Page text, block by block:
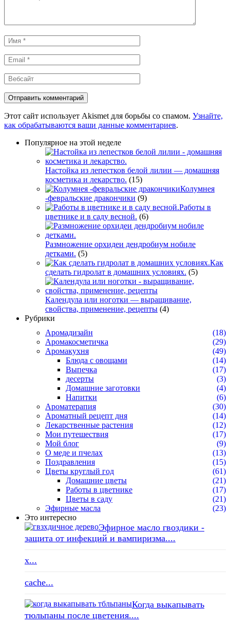
Имя
*
Email
*
Вебсайт
Этот сайт использует Akismet для борьбы со спамом. Узнайте,
как обрабатываются ваши данные комментариев.
Популярное на этой неделе
Настойка из лепестков белой лилии — домашняя
косметика и лекарство. (15)
Колумнея
-февральские дракончики (9)
Работы в
цветнике и в саду весной. (6)
Размножение орхидеи дендробиум нобиле
детками. (5)
Как
сделать гидролат в домашних условиях. (5)
Календула или ноготки — выращивание,
свойства, применение, рецепты (4)
Рубрики
Аромадизайн
(18)
Аромакосметичка
(29)
Аромакухня
(49)
Блюда с овощами
(14)
Выпечка
(17)
десерты
(3)
Домашние заготовки
(4)
Напитки
(6)
Ароматерапия
(30)
Ароматный рецепт дня
(14)
Лекарственные растения
(12)
Мои путешествия
(17)
Мой блог
(9)
О меде и пчелах
(13)
Поздравления
(15)
Цветы круглый год
(61)
Домашние цветы
(21)
Работы в цветнике
(17)
Цветы в саду
(21)
Эфирные масла
(23)
Это интересно
Эфирное масло гвоздики -
защита от инфекций и вампиризма....
x...
cache...
Когда выкапывать
тюльпаны после цветения....